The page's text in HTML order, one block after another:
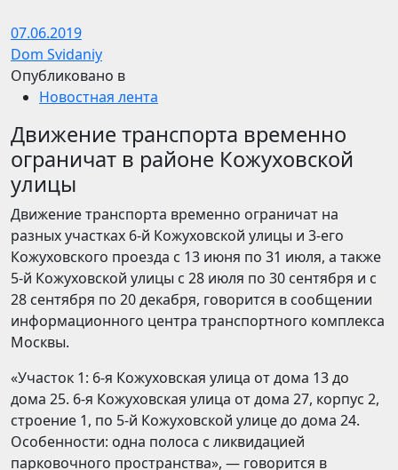
07.06.2019
Dom Svidaniy
Опубликовано в
Новостная лента
Движение транспорта временно
ограничат в районе Кожуховской
улицы
Движение транспорта временно ограничат на
разных участках 6-й Кожуховской улицы и 3-его
Кожуховского проезда с 13 июня по 31 июля, а также
5-й Кожуховской улицы с 28 июля по 30 сентября и с
28 сентября по 20 декабря, говорится в сообщении
информационного центра транспортного комплекса
Москвы.
«Участок 1: 6-я Кожуховская улица от дома 13 до
дома 25. 6-я Кожуховская улица от дома 27, корпус 2,
строение 1, по 5-й Кожуховской улице до дома 24.
Особенности: одна полоса с ликвидацией
парковочного пространства», — говорится в